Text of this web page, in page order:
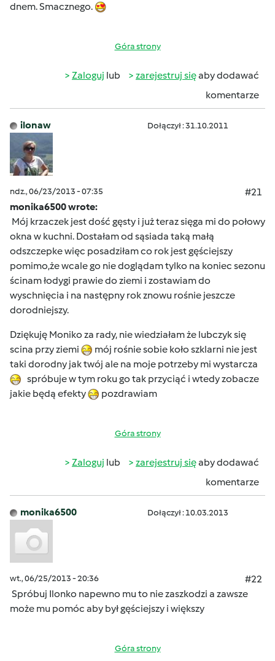
dnem. Smacznego.
Góra strony
Zaloguj lub zarejestruj sięaby dodawać
komentarze
ilonaw Dołączył : 31.10.2011
ndz., 06/23/2013 - 07:35
#21
monika6500 wrote:
Mój krzaczek jest dość gęsty i już teraz sięga mi do połowy
okna w kuchni. Dostałam od sąsiada taką małą
odszczepke więc posadziłam co rok jest gęściejszy
pomimo,że wcale go nie doglądam tylko na koniec sezonu
ścinam łodygi prawie do ziemi i zostawiam do
wyschnięcia i na następny rok znowu rośnie jeszcze
dorodniejszy.
Dziękuję Moniko za rady, nie wiedziałam że lubczyk się
scina przy ziemi
mój rośnie sobie koło szklarni nie jest
taki dorodny jak twój ale na moje potrzeby mi wystarcza
spróbuje w tym roku go tak przyciąć i wtedy zobacze
jakie będą efekty
pozdrawiam
Góra strony
Zaloguj lub zarejestruj sięaby dodawać
komentarze
monika6500 Dołączył : 10.03.2013
wt., 06/25/2013 - 20:36
#22
Spróbuj Ilonko napewno mu to nie zaszkodzi a zawsze
może mu pomóc aby był gęściejszy i większy
Góra strony